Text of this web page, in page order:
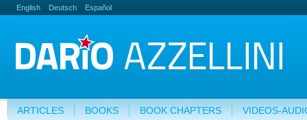
English Deutsch Español
ARTICLES BOOKS BOOK CHAPTERS VIDEOS-